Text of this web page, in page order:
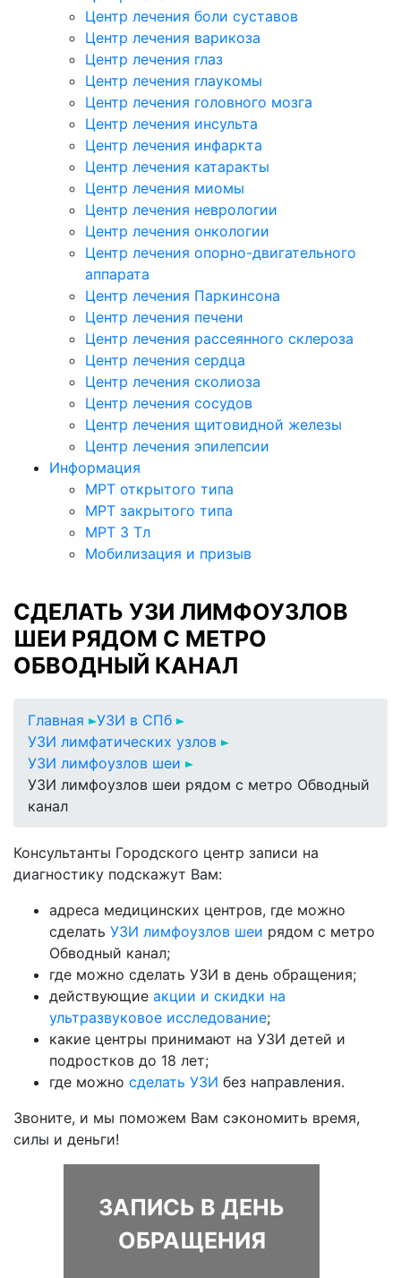
Центр лечения боли суставов
Центр лечения варикоза
Центр лечения глаз
Центр лечения глаукомы
Центр лечения головного мозга
Центр лечения инсульта
Центр лечения инфаркта
Центр лечения катаракты
Центр лечения миомы
Центр лечения неврологии
Центр лечения онкологии
Центр лечения опорно-двигательного
аппарата
Центр лечения Паркинсона
Центр лечения печени
Центр лечения рассеянного склероза
Центр лечения сердца
Центр лечения сколиоза
Центр лечения сосудов
Центр лечения щитовидной железы
Центр лечения эпилепсии
Информация
МРТ открытого типа
МРТ закрытого типа
МРТ 3 Тл
Мобилизация и призыв
СДЕЛАТЬ УЗИ ЛИМФОУЗЛОВ
ШЕИ РЯДОМ С МЕТРО
ОБВОДНЫЙ КАНАЛ
Главная
УЗИ в СПб
УЗИ лимфатических узлов
УЗИ лимфоузлов шеи
УЗИ лимфоузлов шеи рядом с метро Обводный
канал
Консультанты Городского центр записи на
диагностику подскажут Вам:
адреса медицинских центров, где можно
сделать УЗИ лимфоузлов шеи рядом с метро
Обводный канал;
где можно сделать УЗИ в день обращения;
действующие акции и скидки на
ультразвуковое исследование;
какие центры принимают на УЗИ детей и
подростков до 18 лет;
где можно сделать УЗИ без направления.
Звоните, и мы поможем Вам сэкономить время,
силы и деньги!
ЗАПИСЬ В ДЕНЬ
ОБРАЩЕНИЯ